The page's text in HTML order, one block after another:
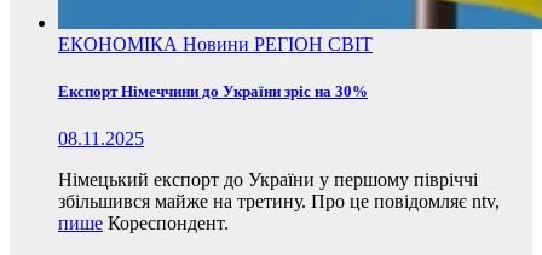
ЕКОНОМІКА Новини РЕГІОН СВІТ
Експорт Німеччини до України зріс на 30%
08.11.2025
Німецький експорт до України у першому півріччі
збільшився майже на третину. Про це повідомляє ntv,
пише Кореспондент.